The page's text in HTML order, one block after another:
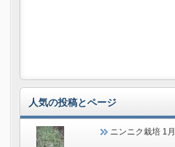
人気の投稿とページ
ニンニク栽培 1月